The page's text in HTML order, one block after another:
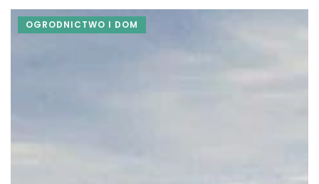
OGRODNICTWO I DOM